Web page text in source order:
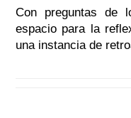
Con preguntas de
espacio para la
una instancia de